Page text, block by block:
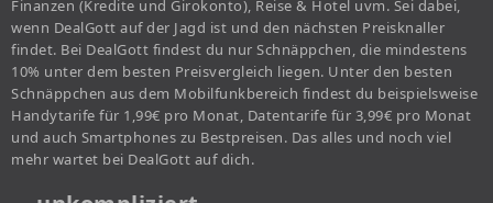
Finanzen (Kredite und Girokonto), Reise & Hotel uvm. Sei dabei,
wenn DealGott auf der Jagd ist und den nächsten Preisknaller
findet. Bei DealGott findest du nur Schnäppchen, die mindestens
10% unter dem besten Preisvergleich liegen. Unter den besten
Schnäppchen aus dem Mobilfunkbereich findest du beispielsweise
Handytarife für 1,99€ pro Monat, Datentarife für 3,99€ pro Monat
und auch Smartphones zu Bestpreisen. Das alles und noch viel
mehr wartet bei DealGott auf dich.